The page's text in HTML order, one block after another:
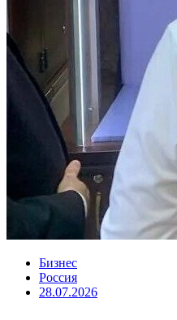
Бизнес
Россия
28.07.2026